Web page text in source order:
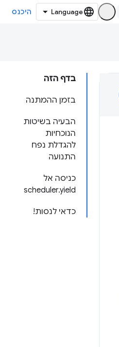
היכנס
בדף הזה
בזמן ההמתנה
הבעיה בשיטות
הנוכחיות
להגדלת נפח
התנועה
כניסה אל
scheduler.yield
כדאי לנסות!